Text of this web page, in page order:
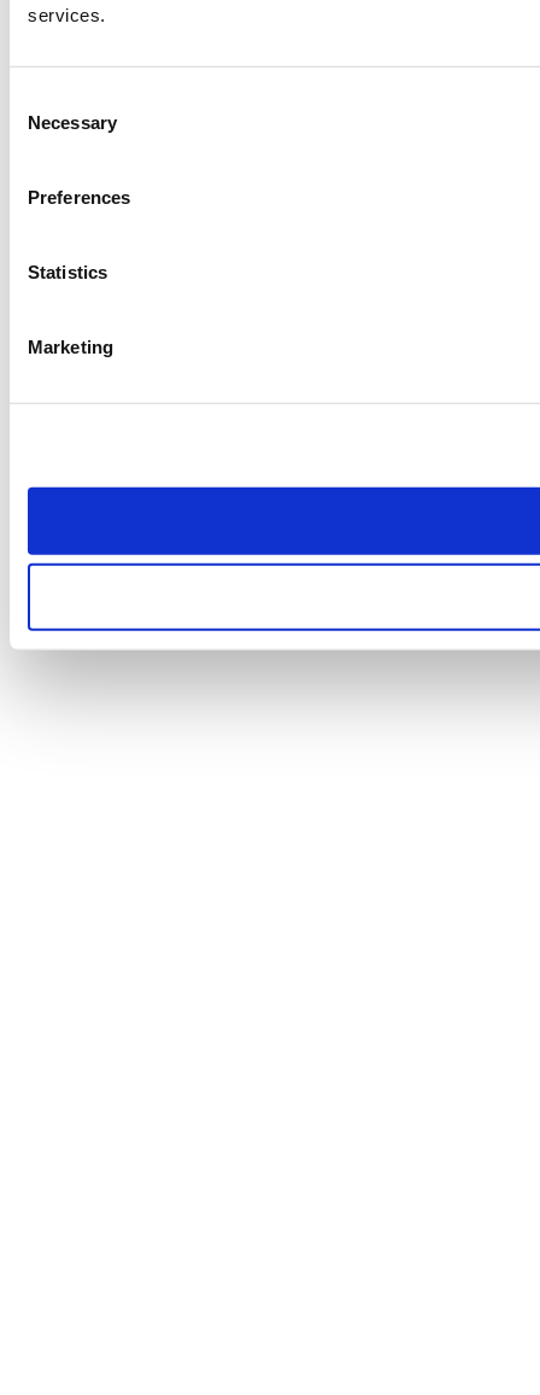
services.
Selection
Necessary
Preferences
Statistics
Marketing